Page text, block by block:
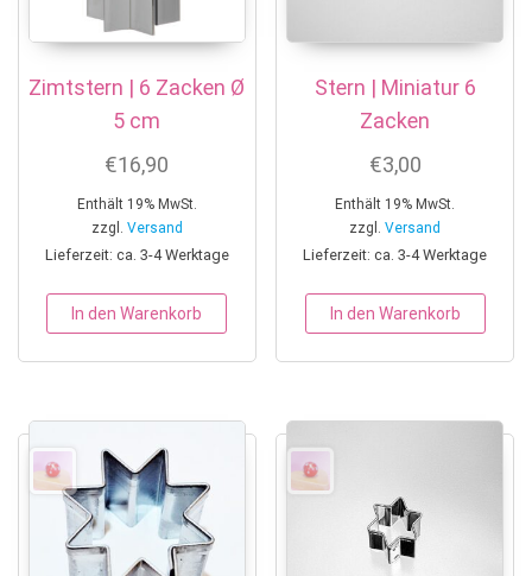
Zimtstern | 6 Zacken Ø
5 cm
€16,90
Enthält 19% MwSt.
zzgl. Versand
Lieferzeit: ca. 3-4 Werktage
In den Warenkorb
Stern | Miniatur 6
Zacken
€3,00
Enthält 19% MwSt.
zzgl.Versand
Lieferzeit: ca. 3-4 Werktage
In den Warenkorb